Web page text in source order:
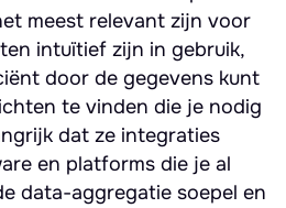
meest relevant zijn voor
intuïtief zijn in gebruik,
door de gegevens kunt
te vinden die je nodig
dat ze integraties
en platforms die je al
data-aggregatie soepel en